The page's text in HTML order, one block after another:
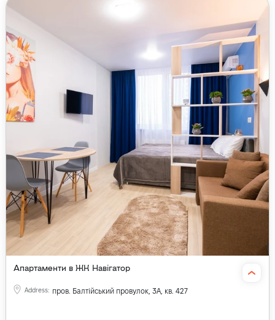
Апартаменти в ЖК Навігатор
Address: пров. Балтійський провулок, 3А, кв. 427